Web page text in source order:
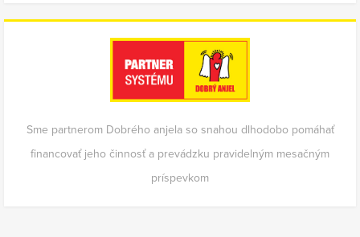
Sme partnerom Dobrého anjela so snahou dlhodobo pomáhať
financovať jeho činnosť a prevádzku pravidelným mesačným
príspevkom